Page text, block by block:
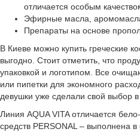
отличается особым
Эфирные масла,
Препараты на основе
В Киеве можно купить греческие
выгодно. Стоит отметить, что
упаковкой и логотипом. Все
или пипетки для экономного
девушки уже сделали свой выбор в
Линия AQUA VITA отличается
средств PERSONAL – выполнена